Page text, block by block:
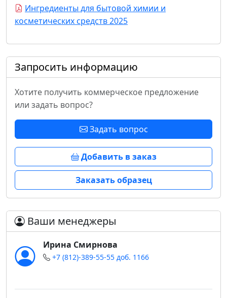
Ингредиенты для бытовой химии и
косметических средств 2025
Запросить информацию
Хотите получить коммерческое предложение
или задать вопрос?
Задать вопрос
Добавить в заказ
Заказать образец
Ваши менеджеры
Ирина Смирнова
+7 (812)-389-55-55 доб. 1166